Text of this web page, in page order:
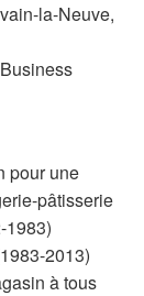
la-Neuve,
pour une
pâtisserie
1983)
2013)
à tous